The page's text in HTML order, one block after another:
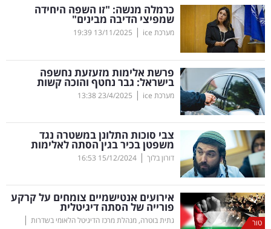
קריפטו
ויראלי
טלוויזיה
עסקי
ספורט
קריירה
ולימודים
מינויים
רייטינג
כרמלה מנשה: "זו השפה היחידה
שמפיצי הדיבה מבינים"
מערכת ice |
13/11/2025
19:39
פרשת אלימות מזעזעת נחשפה
בישראל: גבר נחטף והוכה קשות
מערכת ice |
23/4/2025
13:38
צבי סוכות התלונן במשטרה נגד
משפטן בכיר בגין הסתה לאלימות
דורון בלוך |
15/12/2024
16:53
טור
אירועים אנטישמיים צומחים על קרקע
פורייה של הסתה דיגיטלית
גתית בוטרה, מנהלת מרכז הדיגיטל הלאומי בשדרות |